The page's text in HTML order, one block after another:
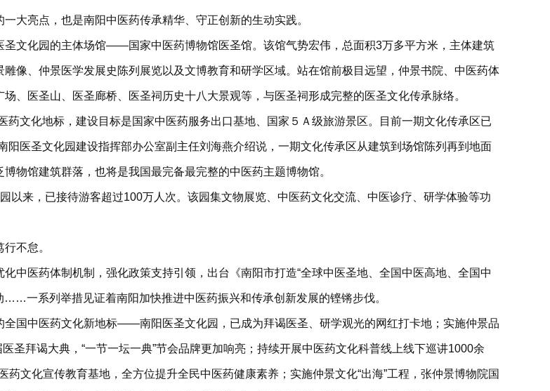
大亮点，也是南阳中医药传承精华、守正创新的生动实践。
文化园的主体场馆——国家中医药博物馆医圣馆。该馆气势宏伟，总面积3万多平方米，主体建筑
像、仲景医学发展史陈列展览以及文博教育和研学区域。站在馆前极目远望，仲景书院、中医药体
、医圣山、医圣廊桥、医圣祠历史十八大景观等，与医圣祠形成完整的医圣文化传承脉络。
文化地标，建设目标是国家中医药服务出口基地、国家５Ａ级旅游景区。目前一期文化传承区已
医圣文化园建设指挥部办公室副主任刘海燕介绍说，一期文化传承区从建筑到场馆陈列再到地面
物馆建筑群落，也将是我国最完备最完整的中医药主题博物馆。
以来，已接待游客超过100万人次。该园集文物展览、中医药文化交流、中医诊疗、研学体验等功
不怠。
中医药体制机制，强化政策支持引领，出台《南阳市打造“全球中医圣地、全国中医高地、全国中
……一系列举措见证着南阳加快推进中医药振兴和传承创新发展的铿锵步伐。
国中医药文化新地标——南阳医圣文化园，已成为拜谒医圣、研学观光的网红打卡地；实施仲景品
圣拜谒大典，“一节一坛一典”节会品牌更加响亮；持续开展中医药文化科普线上线下巡讲1000余
文化宣传教育基地，全方位提升全民中医药健康素养；实施仲景文化“出海”工程，张仲景博物院国